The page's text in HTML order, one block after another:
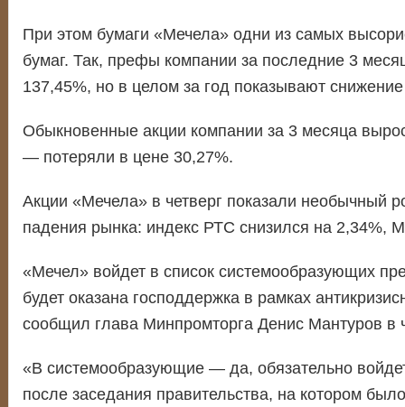
При этом бумаги «Мечела» одни из самых
бумаг. Так, префы компании за последние 3
137,45%, но в целом за год показывают
Обыкновенные акции компании за 3 месяца
— потеряли в цене 30,27%.
Акции «Мечела» в четверг показали необычный
падения рынка: индекс РТС снизился на
«Мечел» войдет в список системообразующих
будет оказана господдержка в рамках
сообщил глава Минпромторга Денис Мантуров в
«В системообразующие — да, обязательно
после заседания правительства, на котором